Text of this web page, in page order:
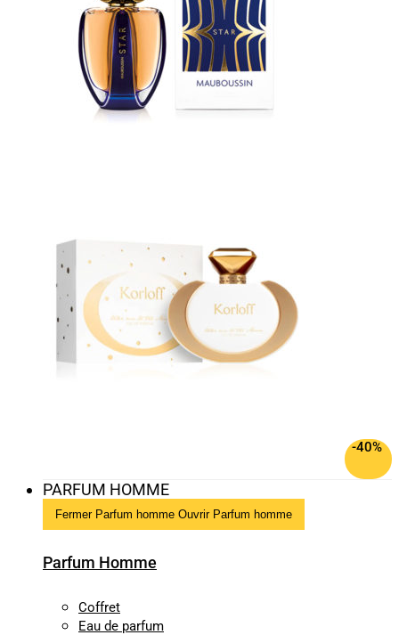
-40%
PARFUM HOMME
Fermer Parfum homme Ouvrir Parfum homme
Parfum Homme
Coffret
Eau de parfum